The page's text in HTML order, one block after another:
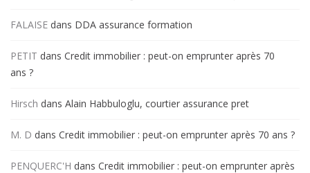
FALAISE dans DDA assurance formation
PETIT dans Credit immobilier : peut-on emprunter après 70
ans ?
Hirsch dans Alain Habbuloglu, courtier assurance pret
M. D dans Credit immobilier : peut-on emprunter après 70 ans ?
PENQUERC'H dans Credit immobilier : peut-on emprunter après